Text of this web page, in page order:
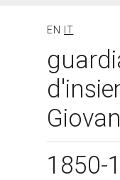
EN IT
1850-